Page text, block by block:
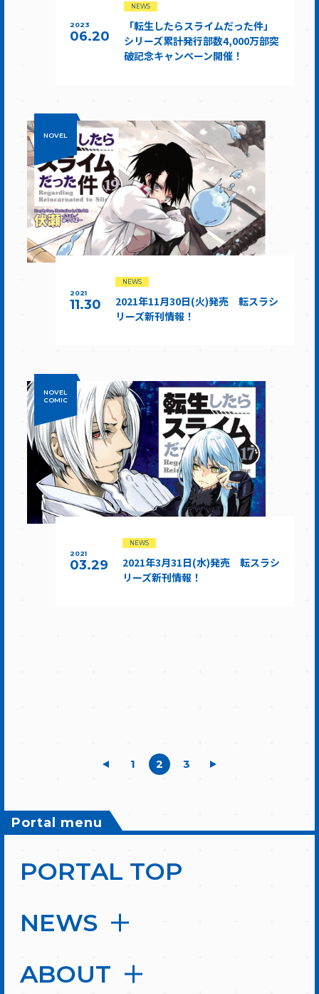
2023
06.20
NEWS
「転生したらスライムだった件」
シリーズ累計発行部数4,000万部突
破記念キャンペーン開催！
NOVEL
2021
11.30
NEWS
2021年11月30日(火)発売 転スラシ
リーズ新刊情報！
NOVEL
COMIC
2021
03.29
NEWS
2021年3月31日(水)発売 転スラシ
リーズ新刊情報！
1 2 3
Portal menu
PORTAL TOP
NEWS
ABOUT